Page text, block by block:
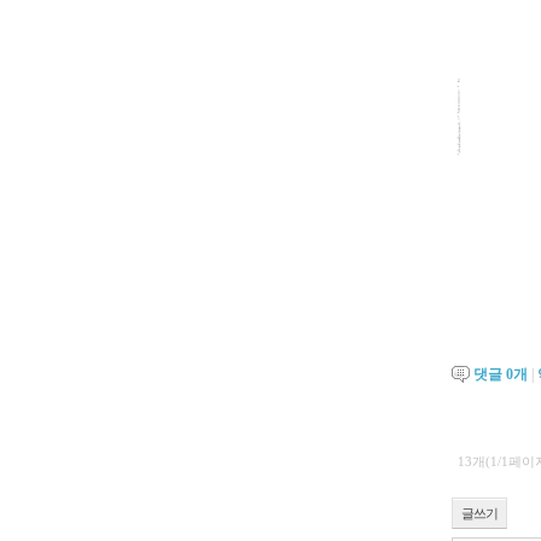
댓글 0개 |
13개(1/1페이
글쓰기